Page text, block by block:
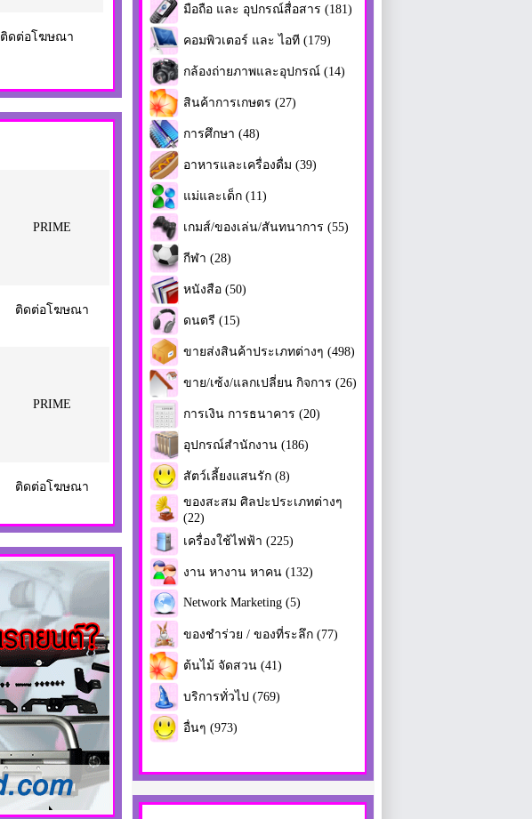
ติดต่อโฆษณา
PRIME
ติดต่อโฆษณา
PRIME
ติดต่อโฆษณา
มือถือ และ อุปกรณ์สื่อสาร (181)
คอมพิวเตอร์ และ ไอที (179)
กล้องถ่ายภาพและอุปกรณ์ (14)
สินค้าการเกษตร (27)
การศึกษา (48)
อาหารและเครื่องดื่ม (39)
แม่และเด็ก (11)
เกมส์/ของเล่น/สันทนาการ (55)
กีฬา (28)
หนังสือ (50)
ดนตรี (15)
ขายส่งสินค้าประเภทต่างๆ (498)
ขาย/เซ้ง/แลกเปลี่ยน กิจการ (26)
การเงิน การธนาคาร (20)
อุปกรณ์สำนักงาน (186)
สัตว์เลี้ยงแสนรัก (8)
ของสะสม ศิลปะประเภทต่างๆ
(22)
เครื่องใช้ไฟฟ้า (225)
งาน หางาน หาคน (132)
Network Marketing (5)
ของชำร่วย / ของที่ระลึก (77)
ต้นไม้ จัดสวน (41)
บริการทั่วไป (769)
อื่นๆ (973)